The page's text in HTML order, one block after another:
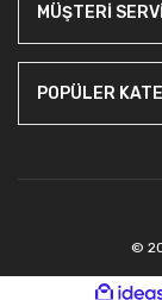
MÜŞTERİ
POPÜLER
©